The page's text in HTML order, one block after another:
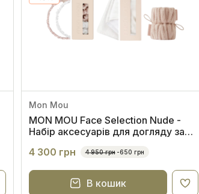
Mon Mou
MON MOU Face Selection Nude -
Набір аксесуарів для догляду за
4 300 грн 4 950 грн -650 грн
В кошик